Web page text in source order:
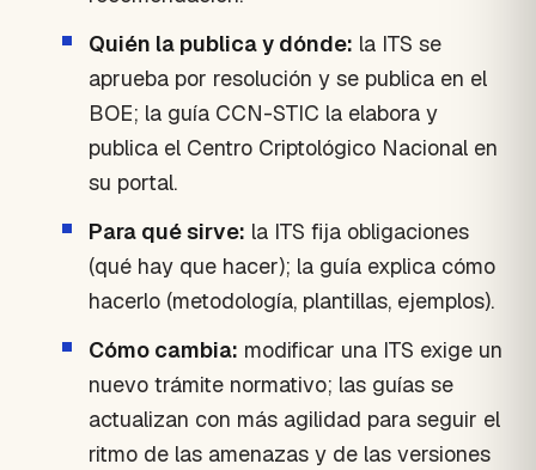
Quién la publica y dónde: la ITS se
aprueba por resolución y se publica en el
BOE; la guía CCN-STIC la elabora y
publica el Centro Criptológico Nacional en
su portal.
Para qué sirve: la ITS fija obligaciones
(qué hay que hacer); la guía explica cómo
hacerlo (metodología, plantillas, ejemplos).
Cómo cambia: modificar una ITS exige un
nuevo trámite normativo; las guías se
actualizan con más agilidad para seguir el
ritmo de las amenazas y de las versiones